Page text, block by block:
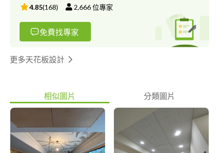
4.85(168) 2,666位專家
免費找專家
更多天花板設計
相似圖片 分類圖片